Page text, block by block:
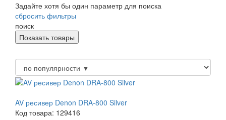
Задайте хотя бы один параметр для поиска
сбросить фильтры
поиск
AV ресивер Denon DRA-800 Silver
Код товара: 129416